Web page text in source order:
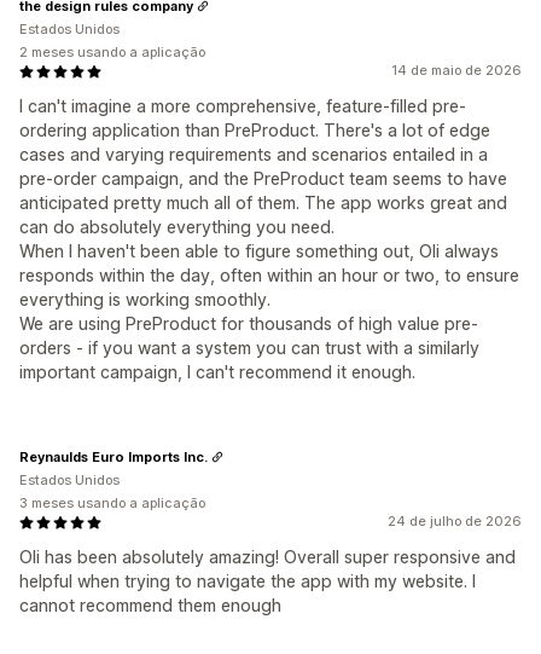
14 de maio de 2026
I can't imagine a more comprehensive, feature-filled pre-
ordering application than PreProduct. There's a lot of edge
cases and varying requirements and scenarios entailed in a
pre-order campaign, and the PreProduct team seems to have
anticipated pretty much all of them. The app works great and
can do absolutely everything you need.
When I haven't been able to figure something out, Oli always
responds within the day, often within an hour or two, to ensure
everything is working smoothly.
We are using PreProduct for thousands of high value pre-
orders - if you want a system you can trust with a similarly
important campaign, I can't recommend it enough.
the design rules company
Estados Unidos
2 meses usando a aplicação
24 de julho de 2026
Oli has been absolutely amazing! Overall super responsive and
helpful when trying to navigate the app with my website. I
cannot recommend them enough
Reynaulds Euro Imports Inc.
Estados Unidos
3 meses usando a aplicação